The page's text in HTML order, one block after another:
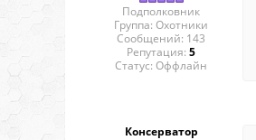
Подполковник
Группа: Охотники
Сообщений: 143
Репутация: 5
Статус: Оффлайн
Консерватор